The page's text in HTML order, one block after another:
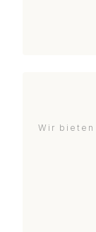
Wir